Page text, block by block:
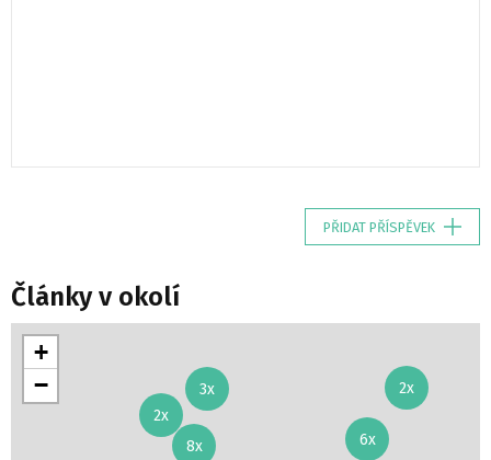
PŘIDAT PŘÍSPĚVEK
Články v okolí
2x
6x
2x
3x
8x
+
−